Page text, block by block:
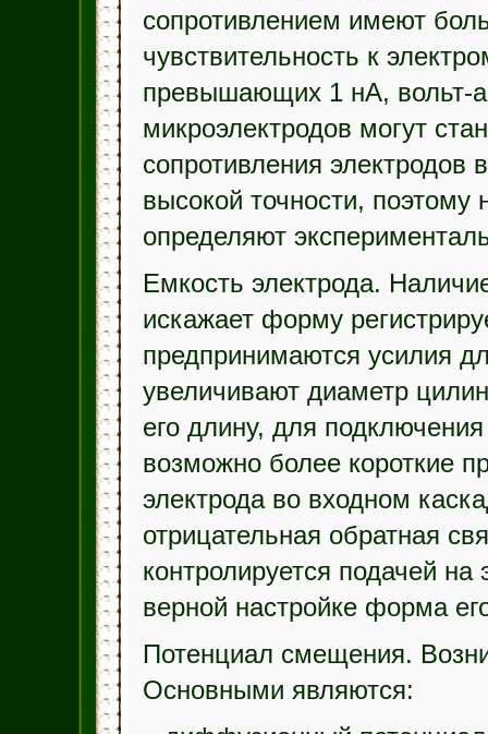
сопротивлением имеют
чувствительность к
превышающих 1 нА, вольт-
микроэлектродов могут
сопротивления
высокой точности, поэтому
определяют
Емкость электрода.
искажает форму
предпринимаются усилия
увеличивают диаметр
его длину, для
возможно более короткие
электрода во входном
отрицательная обратная
контролируется подачей
верной настройке форма
Потенциал смещения.
Основными являются: